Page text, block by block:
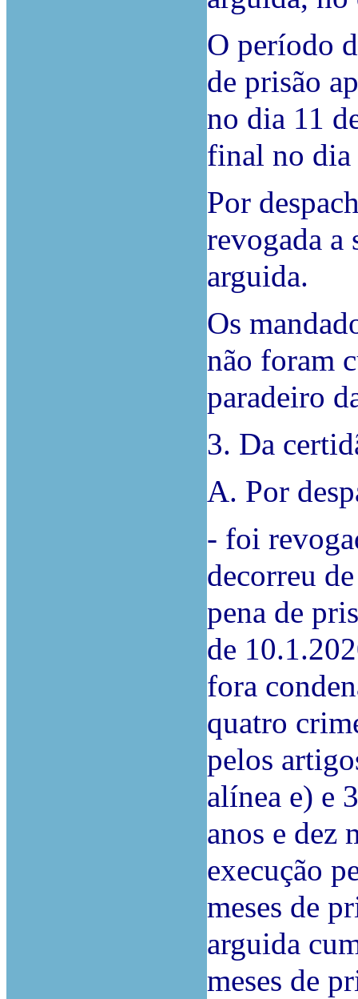
O período
de prisão
no dia 11
final no dia
Por
revogada a
arguida.
Os
não foram
paradeiro
3. Da
A. Por
- foi
decorreu
pena de
de
fora
quatro
pelos
alínea e) e
anos e dez
execução
meses de
arguida
meses de